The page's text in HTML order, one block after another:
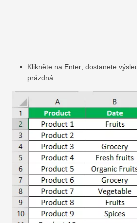
Klikněte na Enter; dostanete
prázdná: